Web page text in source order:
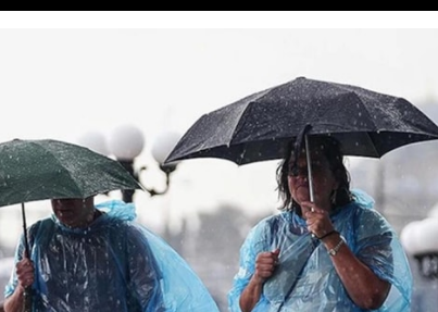
Meteoroloji Genel Müdürlüğü'nün son
yurdun büyük bölümünde sağanak yağış bekleniyor.
kodlu uyarı yayımlanırken, doğu bölgelerinde hava
7 derece düşeceği tahmin ediliyor. İstanbul’un Avrupa
ilçelerinde etkili olması beklenen yağışlar, sıcak
nefes aldıracak.